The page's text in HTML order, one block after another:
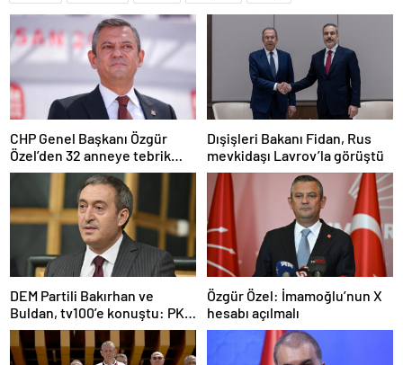
CHP Genel Başkanı Özgür
Özel’den 32 anneye tebrik
telefonu
Dışişleri Bakanı Fidan, Rus
mevkidaşı Lavrov’la görüştü
DEM Partili Bakırhan ve
Buldan, tv100’e konuştu: PKK
ne zaman kendini feshedecek
Özgür Özel: İmamoğlu’nun X
hesabı açılmalı